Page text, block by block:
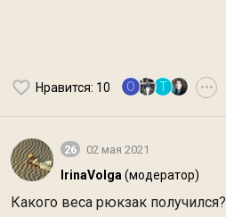
Нравится: 10 O Т •••
26 02 мая 2021
IrinaVolga (модератор)
Какого веса рюкзак получился?